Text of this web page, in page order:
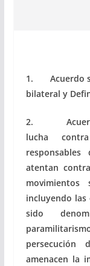
1. Acuerdo
bilateral y
2. Acuerdo
lucha
atentan
movimientos
incluyendo las
sido
persecución
amenacen la